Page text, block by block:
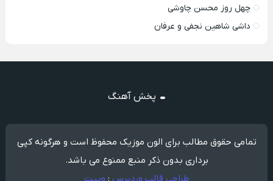
چهل روز محسن چاوشی
داشی شاهین نجفی و عرفان
پخش آهنگ
تمامی حقوق مطالب برای الون موزیک محفوظ است و هرگونه کپی
برداری بدون ذکر منبع ممنوع می باشد.
طراحی قالب وردپرس : وبیت